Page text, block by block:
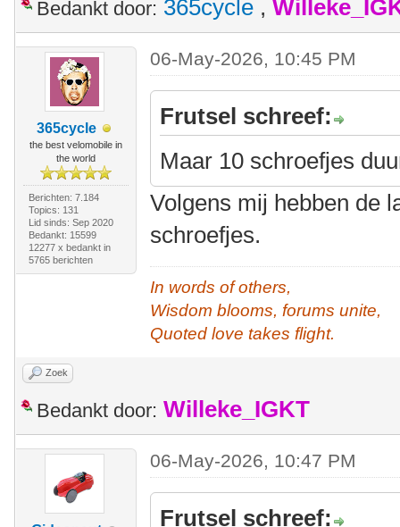
Bedankt door: 365cycle ,
365cycle
the best velomobile in
the world
Berichten: 7.184
Topics: 131
Lid sinds: Sep 2020
Bedankt: 15599
12277 x bedankt in
5765 berichten
06-May-2026, 10:45 PM
Frutsel schreef:
Maar 10 schroefjes
Volgens mij hebben de
schroefjes.
In words of others,
Wisdom blooms, forums unite,
Quoted love takes flight.
Zoek
Bedankt door: Willeke_IGKT
06-May-2026, 10:47 PM
Frutsel schreef: